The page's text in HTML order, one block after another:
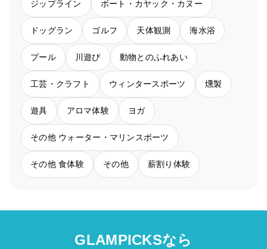
ジップライン ボート・カヤック・カヌー
ドッグラン ゴルフ 天体観測 海水浴
プール 川遊び 動物とのふれあい
工芸・クラフト ウィンタースポーツ 燻製
遊具 アロマ体験 ヨガ
その他 ウォーター・マリンスポーツ
その他 食体験 その他 薪割り体験
GLAMPICKSなら